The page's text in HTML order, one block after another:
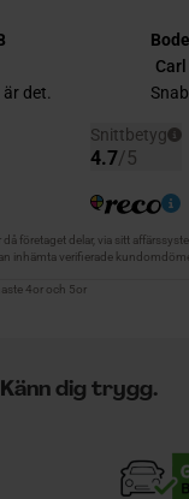
Känn dig trygg.